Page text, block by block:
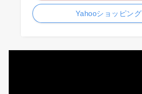
Yahooショッピング